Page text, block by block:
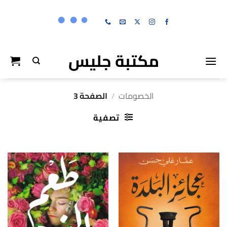
مكتبة جليس
الخصومات / الصفحة 3
تصفية